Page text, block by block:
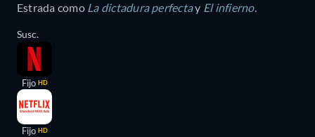
Estrada como La dictadura perfectay El infierno.
Susc.
Fijo HD
Fijo HD